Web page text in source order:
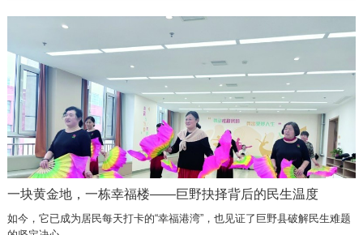
一块黄金地，一栋幸福楼——巨野抉择背后的民生温度
如今，它已成为居民每天打卡的“幸福港湾”，也见证了巨野县破解民生难题